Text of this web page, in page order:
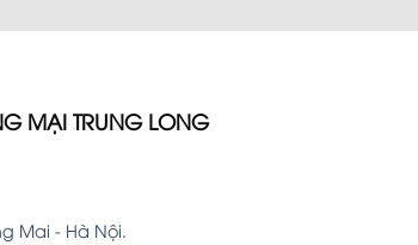
MẠI TRUNG LONG
Mai - Hà Nội.